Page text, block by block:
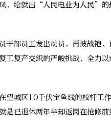
，绘就出“人民电业为人民”的
部员工发出动员，再披战袍、
工复产交织的严峻挑战，全力以
城区10千伏宝鱼线的校杆工
是已退休两年半却返岗在抢修前